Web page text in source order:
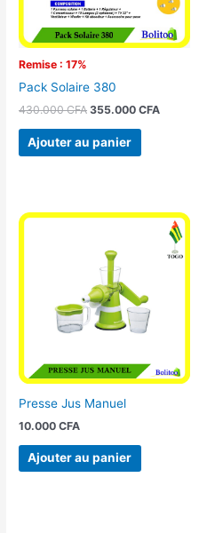
Remise : 17%
Pack Solaire 380
430.000CFA 355.000CFA
Ajouter au panier
Presse Jus Manuel
10.000CFA
Ajouter au panier